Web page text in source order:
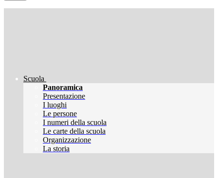
Scuola
Panoramica
Presentazione
I luoghi
Le persone
I numeri della scuola
Le carte della scuola
Organizzazione
La storia